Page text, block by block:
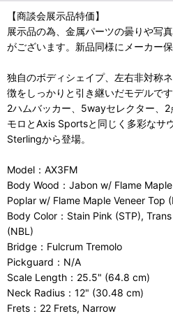
【商談会展示品特価】
展示品の為、金属パーツの曇りや写
がございます。新品同様にメーカー保
独自のボディシェイプ、左右非対称
徴をしっかりと引き継いだモデルです
2ハムバッカー、5wayセレクター、
モロとAxis Sportsと同じく多彩なサ
Sterlingから登場。
Model：AX3FM
Body Wood：Jabon w/ Flame
Poplar w/ Flame Maple Veneer Top
Body Color：Stain Pink (STP),
(NBL)
Bridge：Fulcrum Tremolo
Pickguard：N/A
Scale Length：25.5" (64.8 cm)
Neck Radius：12" (30.48 cm)
Frets：22 Frets, Narrow